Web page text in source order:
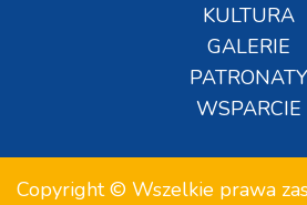
KULTURA
GALERIE
PATRONATY
WSPARCIE
Copyright © Wszelkie prawa